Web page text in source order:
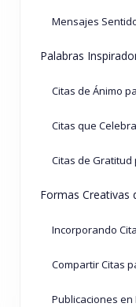
Mensajes Sentidos y
Palabras Inspiradoras
Citas de Ánimo
Citas que
Citas de Gratitud por el
Formas Creativas de
Incorporando
Compartir Citas para el Día de
Publicaciones en Redes